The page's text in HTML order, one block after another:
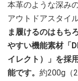
本革のような深み
アウトドアスタイ
ま履けるのはもち
やすい機能素材「
イレクト）」を採
能です。 約200g（